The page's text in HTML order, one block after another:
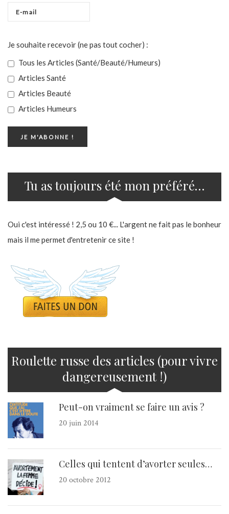
Je souhaite recevoir (ne pas tout cocher) :
Tous les Articles (Santé/Beauté/Humeurs)
Articles Santé
Articles Beauté
Articles Humeurs
Tu as toujours été mon préféré…
Oui c'est intéressé ! 2,5 ou 10 €... L'argent ne fait pas le bonheur
mais il me permet d'entretenir ce site !
Roulette russe des articles (pour vivre
dangereusement !)
Peut-on vraiment se faire un avis ?
20 juin 2014
Celles qui tentent d’avorter seules…
20 octobre 2012